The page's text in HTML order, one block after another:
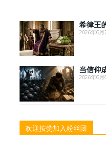
希律王
2026年6月
当信仰
2026年6月
欢迎按赞加入粉丝团